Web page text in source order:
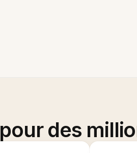
des